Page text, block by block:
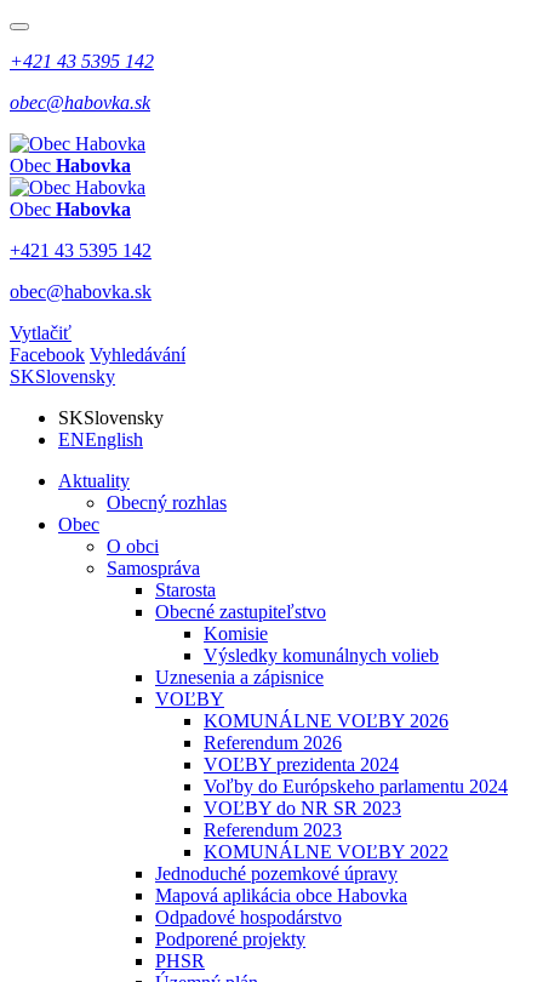
+421 43 5395 142
obec@habovka.sk
Obec Habovka
Obec Habovka
+421 43 5395 142
obec@habovka.sk
Vytlačiť
Facebook Vyhledávání
SKSlovensky
SKSlovensky
ENEnglish
Aktuality
Obecný rozhlas
Obec
O obci
Samospráva
Starosta
Obecné zastupiteľstvo
Komisie
Výsledky komunálnych volieb
Uznesenia a zápisnice
VOĽBY
KOMUNÁLNE VOĽBY 2026
Referendum 2026
VOĽBY prezidenta 2024
Voľby do Európskeho parlamentu 2024
VOĽBY do NR SR 2023
Referendum 2023
KOMUNÁLNE VOĽBY 2022
Jednoduché pozemkové úpravy
Mapová aplikácia obce Habovka
Odpadové hospodárstvo
Podporené projekty
PHSR